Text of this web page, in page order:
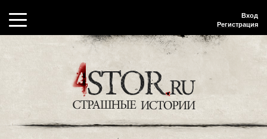
Вход
Регистрация